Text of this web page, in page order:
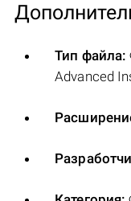
Тип файла:
Advanced